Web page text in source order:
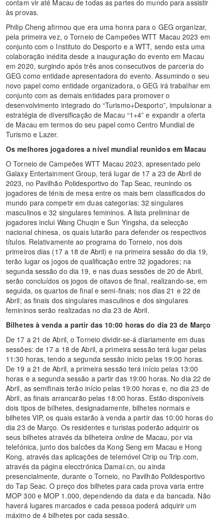
contam vir até Macau de todas as partes do mundo para assistir
às provas.
Philip Cheng afirmou que era uma honra para o GEG organizar,
pela primeira vez, o Torneio de Campeões WTT Macau 2023 em
conjunto com o Instituto do Desporto e a WTT, sendo esta uma
colaboração inédita desde a inauguração do evento em Macau
em 2020, surgindo após três anos consecutivos de parceria do
GEG como entidade apresentadora do evento. Assumindo o seu
novo papel como entidade organizadora, o GEG irá trabalhar em
conjunto com as demais entidades para promover o
desenvolvimento integrado do “Turismo+Desporto”, impulsionar a
estratégia de diversificação de Macau “1+4” e expandir a oferta
de Macau em termos do seu papel como Centro Mundial de
Turismo e Lazer.
Os melhores jogadores a nível mundial reunidos em Macau
O Torneio de Campeões WTT Macau 2023, apresentado pelo
Galaxy Entertainment Group, terá lugar de 17 a 23 de Abril de
2023, no Pavilhão Polidesportivo do Tap Seac, reunindo os
jogadores de ténis de mesa entre os mais bem classificados do
mundo para competir em duas categorias: 32 singulares
masculinos e 32 singulares femininos. A lista preliminar de
jogadores inclui Wang Chuqin e Sun Yingsha, da selecção
nacional chinesa, os quais lutarão para defender os respectivos
títulos. Relativamente ao programa do Torneio, nos dois
primeiros dias (17 a 18 de Abril) e na primeira sessão do dia 19,
terão lugar os jogos de qualificação entre 32 jogadores; na
segunda sessão do dia 19, e nas duas sessões de 20 de Abril,
serão concluídos os jogos de oitavos de final, realizando-se, em
seguida, os quartos de final e semi-finais; nos dias 21 e 22 de
Abril; as finais dos singulares masculinos e dos singulares
femininos serão realizadas no dia 23 de Abril.
Bilhetes à venda a partir das 10:00 horas do dia 23 de Março
De 17 a 21 de Abril, o Torneio dividir-se-á diariamente em duas
sessões: de 17 a 18 de Abril, a primeira sessão terá lugar pelas
11:30 horas, tendo a segunda sessão início pelas 19:00 horas.
De 19 a 21 de Abril, a primeira sessão terá início pelas 13:00
horas e a segunda sessão a partir das 19:00 horas. No dia 22 de
Abril, as semifinais terão início pelas 19:00 horas e, no dia 23 de
Abril, as finais arrancarão pelas 18:00 horas. Estão disponíveis
dois tipos de bilhetes, designadamente, bilhetes normais e
bilhetes VIP, os quais estarão à venda a partir das 10:00 horas do
dia 23 de Março. Os residentes e turistas poderão adquirir os
seus bilhetes através da bilheteira online de Macau, por via
telefónica, junto dos balcões da Kong Seng em Macau e Hong
Kong, através das aplicações de telemóvel Ctrip ou Trip.com,
através da página elecctrónica Damai.cn, ou ainda
presencialmente, durante o Torneio, no Pavilhão Polidesportivo
do Tap Seac. O preço dos bilhetes para cada prova varia entre
MOP 300 e MOP 1.000, dependendo da data e da bancada. Não
haverá lugares marcados e cada pessoa poderá adquirir um
máximo de 4 bilhetes por cada sessão.